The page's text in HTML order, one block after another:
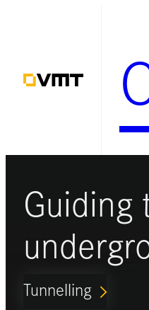
springen
Guiding
Tunnelling ARROW_FORWARD_IOS